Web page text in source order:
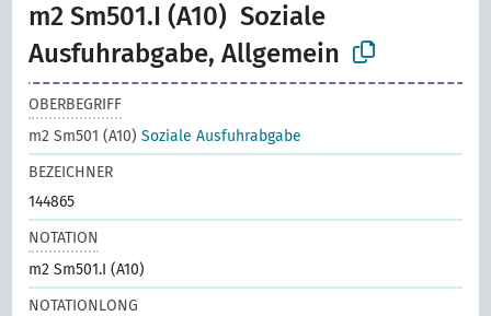
m2 Sm501.I (A10) Soziale
Ausfuhrabgabe, Allgemein
OBERBEGRIFF
m2 Sm501 (A10)Soziale Ausfuhrabgabe
BEZEICHNER
144865
NOTATION
m2 Sm501.I (A10)
NOTATIONLONG